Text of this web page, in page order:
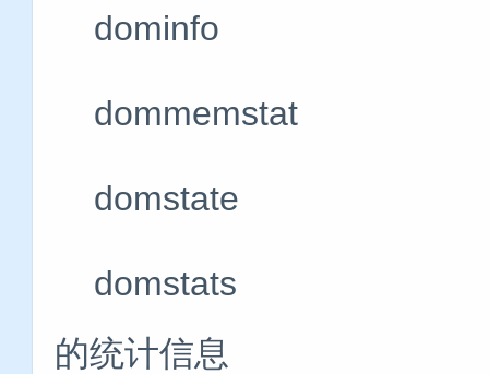
dominfo #
dommemstat #
domstate
domstats #获
的统计信息